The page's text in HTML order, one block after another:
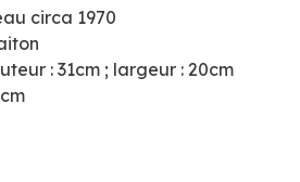
circa 1970
: 31cm ; largeur : 20cm